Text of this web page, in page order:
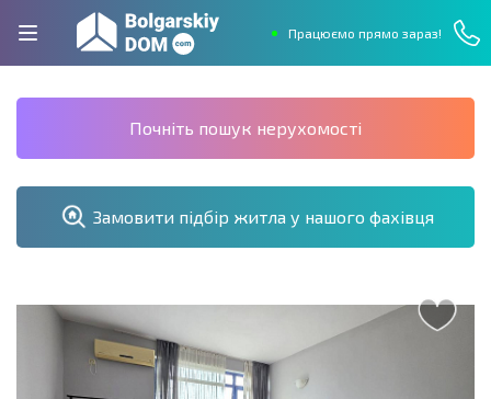
Працюємо прямо зараз!
Почніть пошук нерухомості
Замовити підбір житла у нашого фахівця